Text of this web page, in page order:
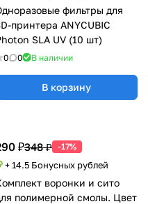
фильтры для
принтера ANYCUBIC
SLA UV (10 шт)
0 0 В наличии
В корзину
₽348 ₽ -17%
+ 14.5 Бонусных рублей
воронки и сито
полимерной смолы. Цвет